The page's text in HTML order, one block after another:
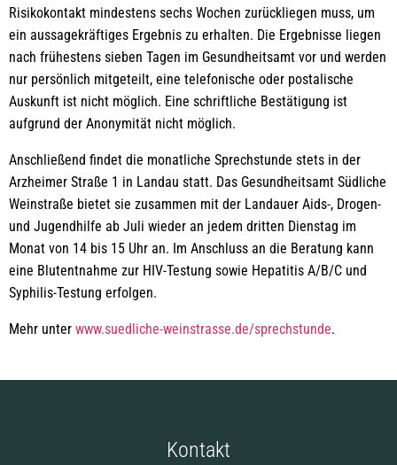
Risikokontakt mindestens sechs Wochen zurückliegen muss, um
ein aussagekräftiges Ergebnis zu erhalten. Die Ergebnisse liegen
nach frühestens sieben Tagen im Gesundheitsamt vor und werden
nur persönlich mitgeteilt, eine telefonische oder postalische
Auskunft ist nicht möglich. Eine schriftliche Bestätigung ist
aufgrund der Anonymität nicht möglich.
Anschließend findet die monatliche Sprechstunde stets in der
Arzheimer Straße 1 in Landau statt. Das Gesundheitsamt Südliche
Weinstraße bietet sie zusammen mit der Landauer Aids-, Drogen-
und Jugendhilfe ab Juli wieder an jedem dritten Dienstag im
Monat von 14 bis 15 Uhr an. Im Anschluss an die Beratung kann
eine Blutentnahme zur HIV-Testung sowie Hepatitis A/B/C und
Syphilis-Testung erfolgen.
Mehr unter www.suedliche-weinstrasse.de/sprechstunde.
Kontakt